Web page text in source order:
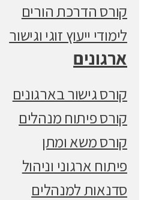
קורס הדרכת הורים
לימודי ייעוץ זוגי וגישור
ארגונים
קורס גישור בארגונים
קורס פיתוח מנהלים
קורס משא ומתן
פיתוח ארגוני וניהול
סדנאות למנהלים